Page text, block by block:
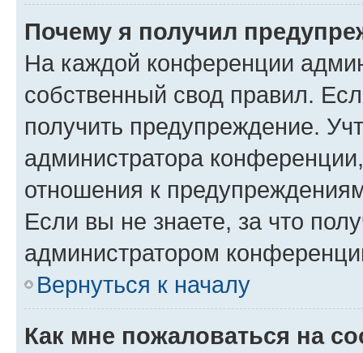
Почему я получил
На каждой конференции
собственный свод правил.
получить предупреждение.
администратора
отношения к
Если вы не знаете, за что
администратором
Вернуться к началу
Как мне пожаловаться на